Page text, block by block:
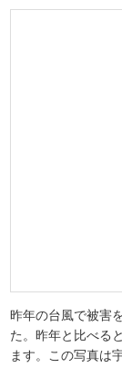
昨年の台風で被害
た。昨年と比べる
ます。この写真は